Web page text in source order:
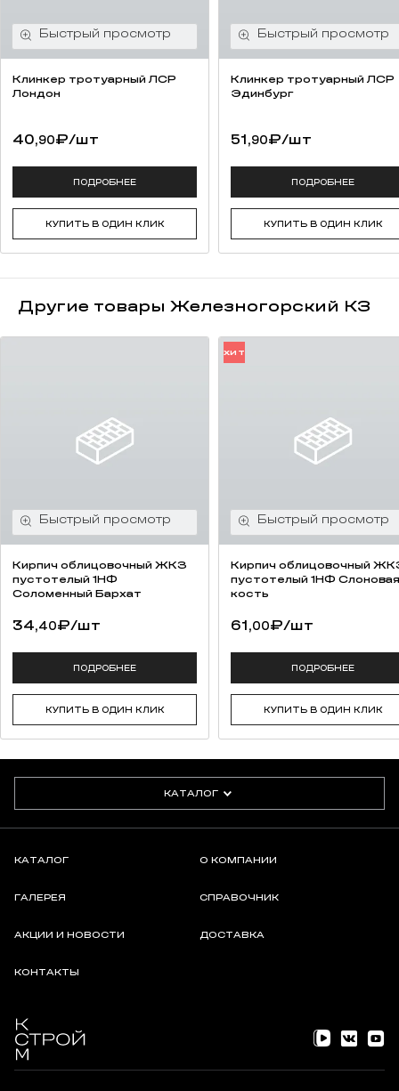
Клинкер тротуарный ЛСР
Лондон
40,90₽/шт
ПОДРОБНЕЕ
КУПИТЬ В ОДИН КЛИК
Клинкер тротуарный ЛСР
Эдинбург
51,90₽/шт
ПОДРОБНЕЕ
КУПИТЬ В ОДИН КЛИК
Другие товары Железногорский КЗ
Кирпич облицовочный ЖКЗ
пустотелый 1НФ
Соломенный Бархат
34,40₽/шт
ПОДРОБНЕЕ
КУПИТЬ В ОДИН КЛИК
ХИТ
Кирпич облицовочный
пустотелый 1НФ Слоновая
кость
61,00₽/шт
ПОДРОБНЕЕ
КУПИТЬ В ОДИН КЛИК
КАТАЛОГ
КАТАЛОГ О КОМПАНИИ
ГАЛЕРЕЯ СПРАВОЧНИК
АКЦИИ И НОВОСТИ ДОСТАВКА
КОНТАКТЫ